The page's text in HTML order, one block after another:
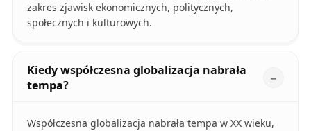
zakres zjawisk ekonomicznych, politycznych,
społecznych i kulturowych.
Kiedy współczesna globalizacja nabrała
tempa?
Współczesna globalizacja nabrała tempa w XX wieku,